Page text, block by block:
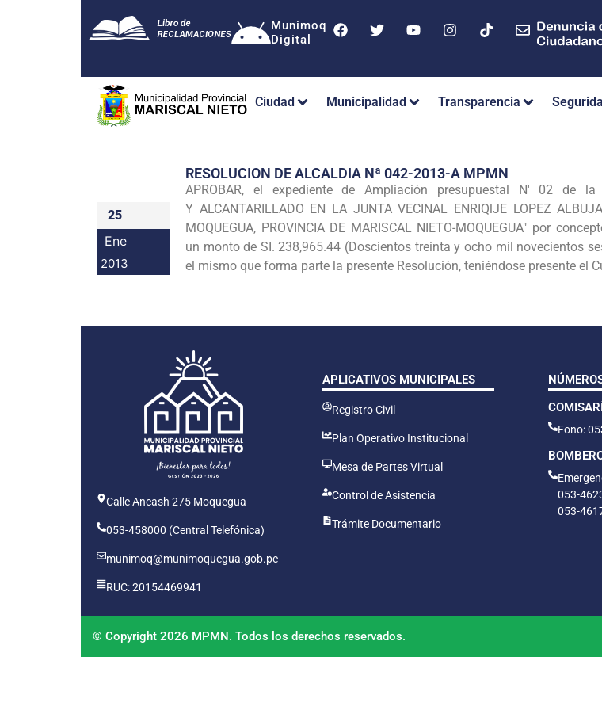
Munimoq
Digital
Ciudad Municipalidad Transparencia
25
Ene
2013
RESOLUCION DE ALCALDIA Nª 042-2013-A MPMN
APROBAR, el expediente de Ampliación presupuestal N' 02 de la
Y ALCANTARILLADO EN LA JUNTA VECINAL ENRIQlJE LOPEZ
MOQUEGUA, PROVINCIA DE MARISCAL NIETO-MOQUEGUA" por
un monto de SI. 238,965.44 (Doscientos treinta y ocho mil novecientos
el mismo que forma parte la presente Resolución, teniéndose presente el
Calle Ancash 275 Moquegua
053-458000 (Central Telefónica)
munimoq@munimoquegua.gob.pe
RUC: 20154469941
APLICATIVOS MUNICIPALES
Registro Civil
Plan Operativo Institucional
Mesa de Partes Virtual
Control de Asistencia
Trámite Documentario
Fono:
053-
053-
© Copyright 2026 MPMN. Todos los derechos reservados.